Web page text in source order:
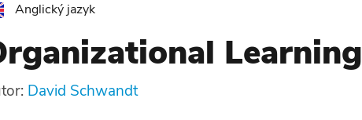
Anglický jazyk
Learning
David Schwandt